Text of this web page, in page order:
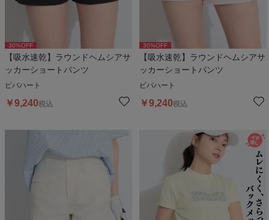
30%OFF
【吸水速乾】ラウンドヘムシアサ
ッカーショートパンツ
ビバハート
￥9,240税込
30%OFF
【吸水速乾】ラウンドヘムシアサ
ッカーショートパンツ
ビバハート
￥9,240税込